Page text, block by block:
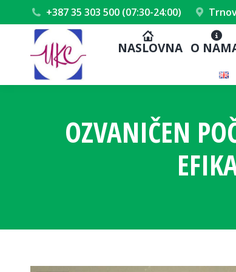
+387 35 303 500 (07:30-24:00)
NASLOVNA O
OZVANIČEN